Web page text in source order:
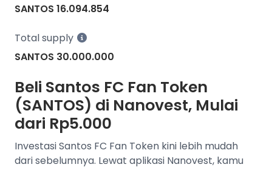
SANTOS 16.094.854
Total supply
SANTOS 30.000.000
Beli Santos FC Fan Token
(SANTOS) di Nanovest, Mulai
dari Rp5.000
Investasi Santos FC Fan Token kini lebih mudah
dari sebelumnya. Lewat aplikasi Nanovest, kamu